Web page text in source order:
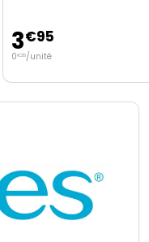
3€95
0€25/unité